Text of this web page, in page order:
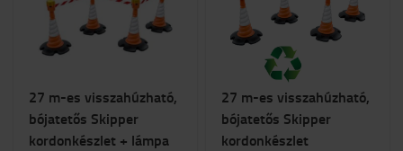
27 m-es visszahúzható,
bójatetős Skipper
kordonkészlet + lámpa
27 m-es visszahúzható,
bójatetős Skipper
kordonkészlet